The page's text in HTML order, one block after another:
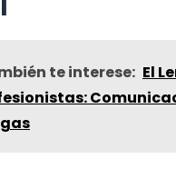
te interese: El